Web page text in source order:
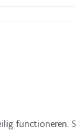
functioneren.